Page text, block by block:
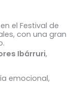
en el Festival de
con una gran
Ibárruri,
emocional,